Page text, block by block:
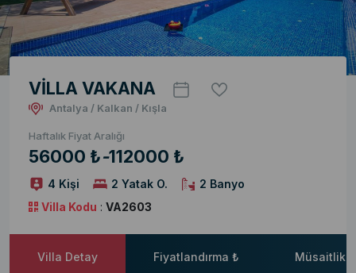
VİLLA VAKANA
Antalya / Kalkan / Kışla
Haftalık Fiyat Aralığı
56000 ₺-112000 ₺
4 Kişi 2 Yatak O.
2 Banyo
Villa Kodu : VA2603
Villa Detay Fiyatlandırma ₺ Müsaitlik